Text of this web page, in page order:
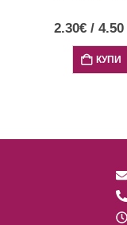
2.30€ / 4.50
КУПИ